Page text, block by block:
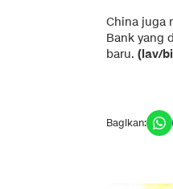
China juga
Bank yang
baru. (lav/
Bagikan: